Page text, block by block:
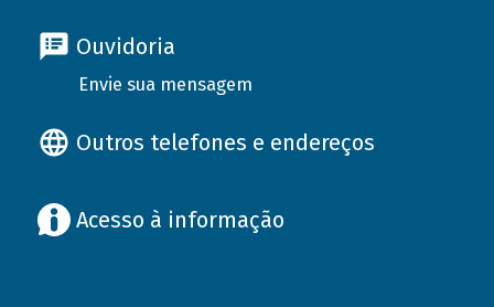
Ouvidoria
Envie sua mensagem
Outros telefones e endereços
Acesso à informação